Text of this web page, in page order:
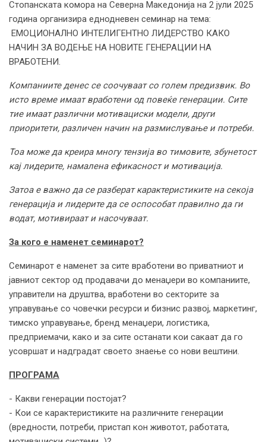
Стопанската комора на Северна Македонија на 2 јули 2025
година организира еднодневен семинар на тема:
ЕМОЦИОНАЛНО ИНТЕЛИГЕНТНО ЛИДЕРСТВО КАКО
НАЧИН ЗА ВОДЕЊЕ НА НОВИТЕ ГЕНЕРАЦИИ НА
ВРАБОТЕНИ.
Компаниите денес се соочуваат со голем предизвик. Во
исто време имаат вработени од повеќе генерации. Сите
тие имаат различни мотивациски модели, други
приоритети, различен начин на размислување и потреби.
Тоа може да креира многу тензија во тимовите, збунетост
кај лидерите, намалена ефикасност и мотивација.
Затоа е важно да се разберат карактеристиките на секоја
генерација и лидерите да се оспособат правилно да ги
водат, мотивираат и насочуваат.
За кого е наменет семинарот?
Семинарот е наменет за сите вработени во приватниот и
јавниот сектор од продавачи до менаџери во компаниите,
управители на друштва, вработени во секторите за
управување со човечки ресурси и бизнис развој, маркетинг,
тимско управување, бренд менаџери, логистика,
предприемачи, како и за сите останати кои сакаат да го
усовршат и надградат своето знаење со нови вештини.
ПРОГРАМА
- Какви генерации постојат?
- Кои се карактеристиките на различните генерации
(вредности, потреби, пристап кон животот, работата,